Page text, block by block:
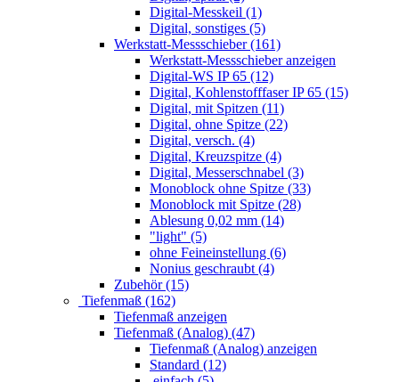
Digital-Messkeil (1)
Digital, sonstiges (5)
Werkstatt-Messschieber (161)
Werkstatt-Messschieber anzeigen
Digital-WS IP 65 (12)
Digital, Kohlenstofffaser IP 65 (15)
Digital, mit Spitzen (11)
Digital, ohne Spitze (22)
Digital, versch. (4)
Digital, Kreuzspitze (4)
Digital, Messerschnabel (3)
Monoblock ohne Spitze (33)
Monoblock mit Spitze (28)
Ablesung 0,02 mm (14)
"light" (5)
ohne Feineinstellung (6)
Nonius geschraubt (4)
Zubehör (15)
Tiefenmaß (162)
Tiefenmaß anzeigen
Tiefenmaß (Analog) (47)
Tiefenmaß (Analog) anzeigen
Standard (12)